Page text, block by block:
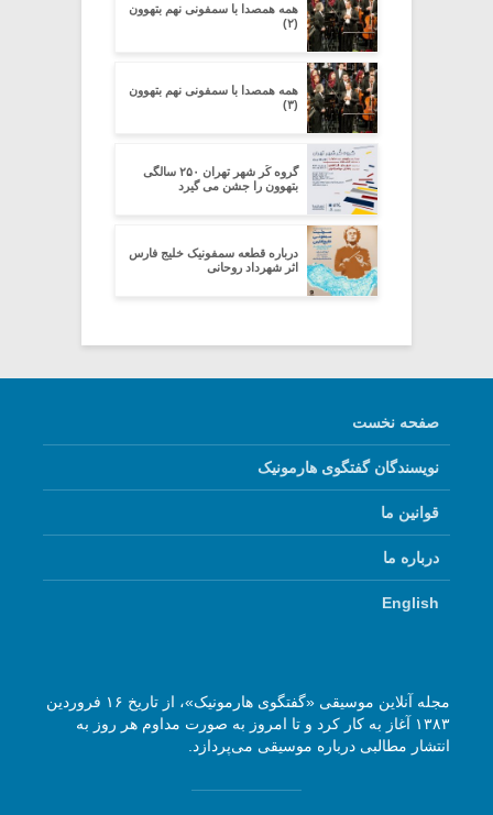
همه همصدا با سمفونی نهم بتهوون
(۲)
همه همصدا با سمفونی نهم بتهوون
(۳)
گروه کُر شهر تهران ۲۵۰ سالگی
بتهوون را جشن می گیرد
درباره قطعه سمفونیک خلیج فارس
اثر شهرداد روحانی
صفحه نخست
نویسندگان گفتگوی هارمونیک
قوانین ما
درباره ما
English
مجله آنلاین موسیقی «گفتگوی هارمونیک»، از تاریخ ۱۶ فروردین
۱۳۸۳ آغاز به کار کرد و تا امروز به صورت مداوم هر روز به
انتشار مطالبی درباره موسیقی می‌پردازد.